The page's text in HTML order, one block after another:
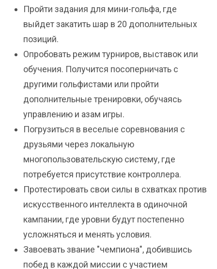
Пройти задания для мини-гольфа, где
выйдет закатить шар в 20 дополнительных
позиций.
Опробовать режим турниров, выставок или
обучения. Получится посоперничать с
другими гольфистами или пройти
дополнительные тренировки, обучаясь
управлению и азам игры.
Погрузиться в веселые соревнования с
друзьями через локальную
многопользовательскую систему, где
потребуется присутствие контроллера.
Протестировать свои силы в схватках против
искусственного интеллекта в одиночной
кампании, где уровни будут постепенно
усложняться и менять условия.
Завоевать звание "чемпиона", добившись
побед в каждой миссии с участием